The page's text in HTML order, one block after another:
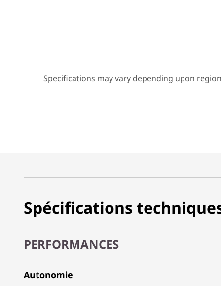
Specifications may vary depending upon
Spécifications
PERFORMANCES
Autonomie